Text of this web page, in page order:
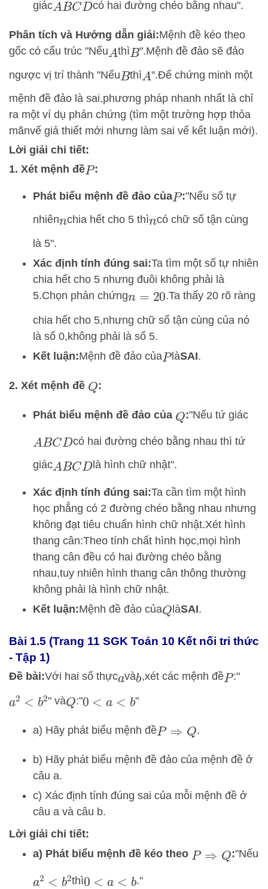
giácABCD có hai đường chéo bằng nhau".
Phân tích và Hướng dẫn giải:Mệnh đề kéo theo
gốc có cấu trúc "NếuAthìB".Mệnh đề đảo sẽ đảo
ngược vị trí thành "NếuBthìA".Để chứng minh một
mệnh đề đảo là sai,phương pháp nhanh nhất là chỉ
ra một ví dụ phản chứng (tìm một trường hợp thỏa
mãnvế giả thiết mới nhưng làm sai vế kết luận mới).
Lời giải chi tiết:
1. Xét mệnh đềP:
Phát biểu mệnh đề đảo củaP:"Nếu số tự
nhiênnchia hết cho 5 thìncó chữ số tận cùng
là 5".
Xác định tính đúng sai:Ta tìm một số tự nhiên
chia hết cho 5 nhưng đuôi không phải là
5.Chọn phản chứngn=20 .Ta thấy 20 rõ ràng
chia hết cho 5,nhưng chữ số tận cùng của nó
là số 0,không phải là số 5.
Kết luận:Mệnh đề đảo củaPlàSAI.
2. Xét mệnh đề Q:
Phát biểu mệnh đề đảo của Q:"Nếu tứ giác
ABCD có hai đường chéo bằng nhau thì tứ
giácABCD là hình chữ nhật".
Xác định tính đúng sai:Ta cần tìm một hình
học phẳng có 2 đường chéo bằng nhau nhưng
không đạt tiêu chuẩn hình chữ nhật.Xét hình
thang cân:Theo tính chất hình học,mọi hình
thang cân đều có hai đường chéo bằng
nhau,tuy nhiên hình thang cân thông thường
không phải là hình chữ nhật.
Kết luận:Mệnh đề đảo củaQ làSAI.
Bài 1.5 (Trang 11 SGK Toán 10 Kết nối tri thức
- Tập 1)
Đề bài:Với hai số thựcavàb,xét các mệnh đềP:"
a2 <b 2 " vàQ:"0 <a <b "
a) Hãy phát biểu mệnh đềP⇒Q .
b) Hãy phát biểu mệnh đề đảo của mệnh đề ở
câu a.
c) Xác định tính đúng sai của mỗi mệnh đề ở
câu a và câu b.
Lời giải chi tiết:
a) Phát biểu mệnh đề kéo theo P⇒Q :"Nếu
a2 <b 2 thì0 <a <b ."